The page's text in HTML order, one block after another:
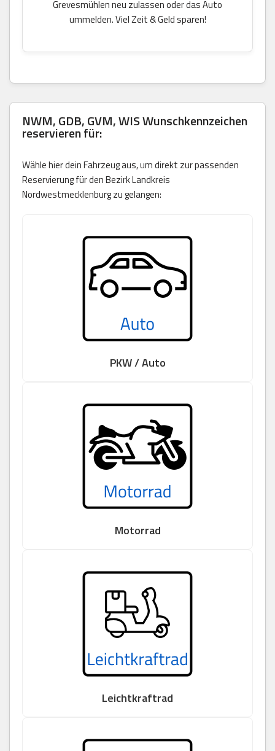
Grevesmühlen neu zulassen oder das Auto
ummelden. Viel Zeit & Geld sparen!
NWM, GDB, GVM, WIS Wunschkennzeichen
reservieren für:
Wähle hier dein Fahrzeug aus, um direkt zur passenden
Reservierung für den Bezirk Landkreis
Nordwestmecklenburg zu gelangen:
PKW / Auto
Motorrad
Leichtkraftrad